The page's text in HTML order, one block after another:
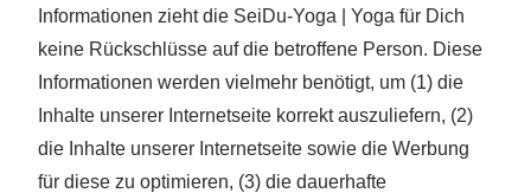
Informationen zieht die SeiDu-Yoga | Yoga für Dich
keine Rückschlüsse auf die betroffene Person. Diese
Informationen werden vielmehr benötigt, um (1) die
Inhalte unserer Internetseite korrekt auszuliefern, (2)
die Inhalte unserer Internetseite sowie die Werbung
für diese zu optimieren, (3) die dauerhafte